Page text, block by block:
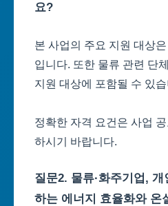
요?
본 사업의 주요 지원 대상
입니다. 또한 물류 관련 단
지원 대상에 포함될 수 있
정확한 자격 요건은 사업
하시기 바랍니다.
질문2. 물류·화주기업,
하는 에너지 효율화와 온